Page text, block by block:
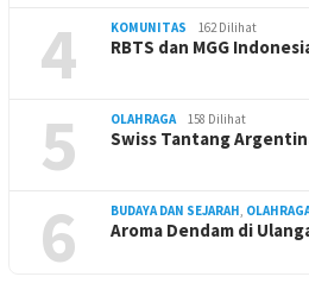
4 KOMUNITAS 162 Dilihat
RBTS dan MGG
5 OLAHRAGA 158 Dilihat
Swiss Tantang
6 BUDAYA DAN SEJARAH,
Aroma Dendam di